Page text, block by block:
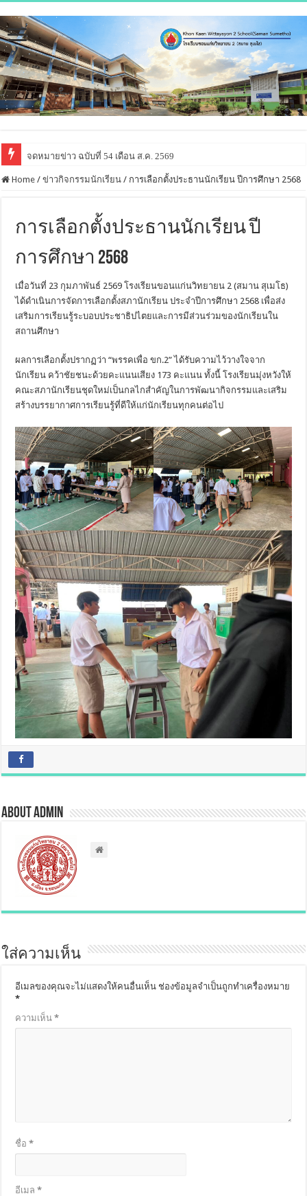
จดหมายข่าว ฉบับที่ 54 เดือน ส.ค. 2569
Home / ข่าวกิจกรรมนักเรียน / การเลือกตั้งประธานนักเรียน ปีการศึกษา 2568
การเลือกตั้งประธานนักเรียน ปี
การศึกษา 2568
เมื่อวันที่ 23 กุมภาพันธ์ 2569 โรงเรียนขอนแก่นวิทยายน 2 (สมาน สุเมโธ)
ได้ดำเนินการจัดการเลือกตั้งสภานักเรียน ประจำปีการศึกษา 2568 เพื่อส่ง
เสริมการเรียนรู้ระบอบประชาธิปไตยและการมีส่วนร่วมของนักเรียนใน
สถานศึกษา
ผลการเลือกตั้งปรากฏว่า “พรรคเพื่อ ขก.2” ได้รับความไว้วางใจจาก
นักเรียน คว้าชัยชนะด้วยคะแนนเสียง 173 คะแนน ทั้งนี้ โรงเรียนมุ่งหวังให้
คณะสภานักเรียนชุดใหม่เป็นกลไกสำคัญในการพัฒนากิจกรรมและเสริม
สร้างบรรยากาศการเรียนรู้ที่ดีให้แก่นักเรียนทุกคนต่อไป
About admin
ใส่ความเห็น
อีเมลของคุณจะไม่แสดงให้คนอื่นเห็น ช่องข้อมูลจำเป็นถูกทำเครื่องหมาย
*
ความเห็น*
ชื่อ*
อีเมล*